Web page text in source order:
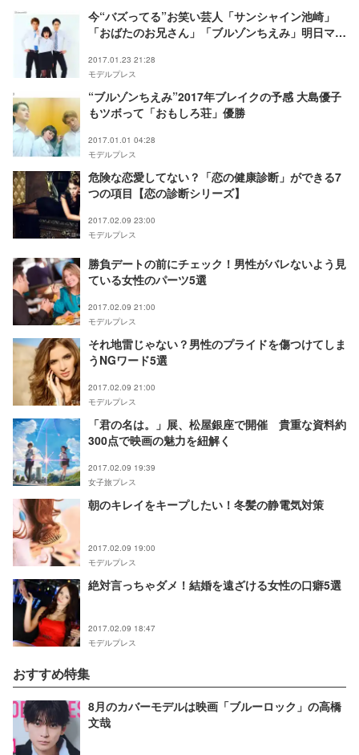
今“バズってる”お笑い芸人「サンシャイン池崎」
「おばたのお兄さん」「ブルゾンちえみ」明日マネ
2017.01.23 21:28
モデルプレス
“ブルゾンちえみ”2017年ブレイクの予感 大島優子
もツボって「おもしろ荘」優勝
2017.01.01 04:28
モデルプレス
危険な恋愛してない？「恋の健康診断」ができる7
つの項目【恋の診断シリーズ】
2017.02.09 23:00
モデルプレス
勝負デートの前にチェック！男性がバレないよう見
ている女性のパーツ5選
2017.02.09 21:00
モデルプレス
それ地雷じゃない？男性のプライドを傷つけてしま
うNGワード5選
2017.02.09 21:00
モデルプレス
「君の名は。」展、松屋銀座で開催 貴重な資料約
300点で映画の魅力を紐解く
2017.02.09 19:39
女子旅プレス
朝のキレイをキープしたい！冬髪の静電気対策
2017.02.09 19:00
モデルプレス
絶対言っちゃダメ！結婚を遠ざける女性の口癖5選
2017.02.09 18:47
モデルプレス
おすすめ特集
8月のカバーモデルは映画「ブルーロック」の高橋
文哉